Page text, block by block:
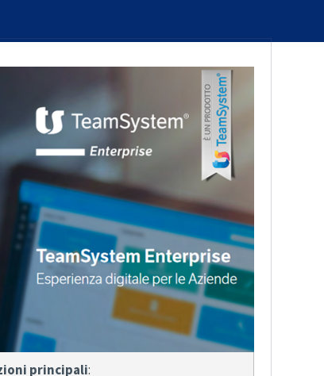
principali: